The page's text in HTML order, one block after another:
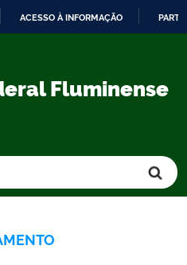
CONTEÚDO
ACESSO À INFORMAÇÃO
Fluminense